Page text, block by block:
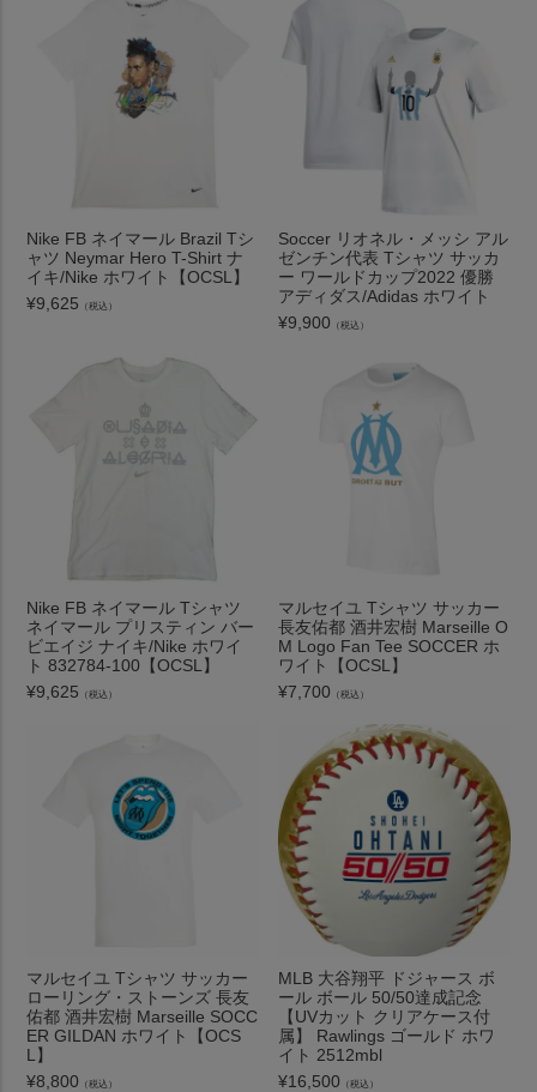
Nike FB ネイマール Brazil Tシ
ャツ Neymar Hero T-Shirt ナ
イキ/Nike ホワイト【OCSL】
¥9,625 （税込）
Soccer リオネル・メッシ アル
ゼンチン代表 Tシャツ サッカ
ー ワールドカップ2022 優勝
アディダス/Adidas ホワイト
¥9,900 （税込）
Nike FB ネイマール Tシャツ
ネイマール プリスティン バー
ビエイジ ナイキ/Nike ホワイ
ト 832784-100【OCSL】
¥9,625 （税込）
マルセイユ Tシャツ サッカー
長友佑都 酒井宏樹 Marseille O
M Logo Fan Tee SOCCER ホ
ワイト【OCSL】
¥7,700 （税込）
マルセイユ Tシャツ サッカー
ローリング・ストーンズ 長友
佑都 酒井宏樹 Marseille SOCC
ER GILDAN ホワイト【OCS
L】
¥8,800 （税込）
MLB 大谷翔平 ドジャース ボ
ール ボール 50/50達成記念
【UVカット クリアケース付
属】 Rawlings ゴールド ホワ
イト 2512mbl
¥16,500 （税込）